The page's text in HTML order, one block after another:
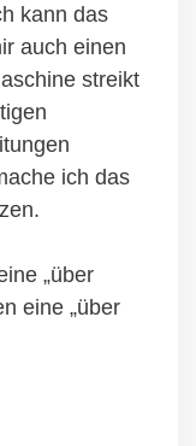
kann das
auch einen
streikt
ich das
„über
eine „über